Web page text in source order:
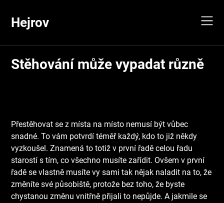
content
Hejrov
Stěhování může vypadat různě
Přestěhovat se z místa na místo nemusí být vůbec
snadné. To vám potvrdí téměř každý, kdo to již někdy
vyzkoušel. Znamená to totiž v první řadě celou řadu
starostí s tím, co všechno musíte zařídit. Ovšem v první
řadě se vlastně musíte vy sami tak nějak naladit na to, že
změníte své působiště, protože bez toho, že byste
chystanou změnu vnitřně přijali to nepůjde. A jakmile se